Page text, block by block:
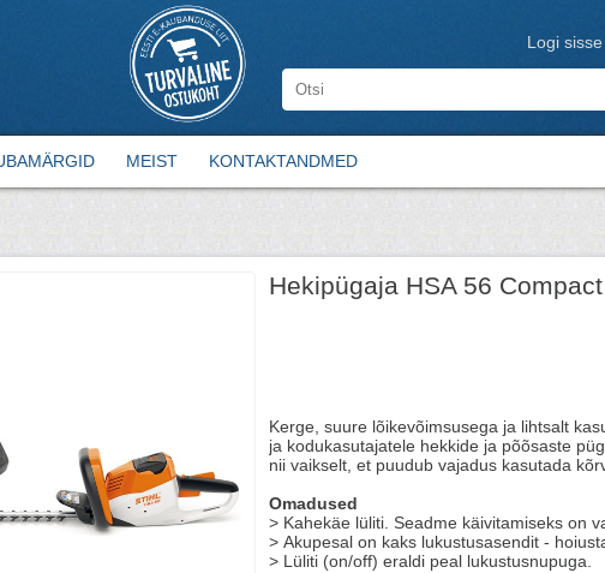
Logi sisse
MEIST KONTAKTANDMED
Hekipügaja HSA 56
Kerge, suure lõikevõimsusega ja lihtsalt
ja kodukasutajatele hekkide ja põõsaste
nii vaikselt, et puudub vajadus kasutada
Omadused
> Kahekäe lüliti. Seadme käivitamiseks on
> Akupesal on kaks lukustusasendit -
> Lüliti (on/off) eraldi peal lukustusnupuga.